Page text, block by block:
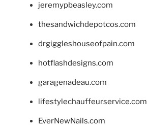
jeremypbeasley.com
thesandwichdepotcos.com
drgiggleshouseofpain.com
hotflashdesigns.com
garagenadeau.com
lifestylechauffeurservice.com
EverNewNails.com